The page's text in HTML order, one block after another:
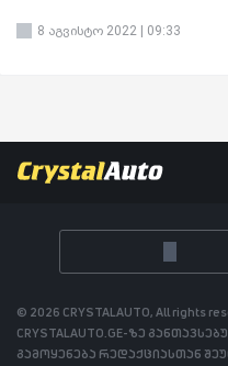
8 აგვისტო 2022 | 09:33
© 2026 CRYSTALAUTO, All rights
CRYSTALAUTO.GE-ზე
გამოყენება რედაქციასთან